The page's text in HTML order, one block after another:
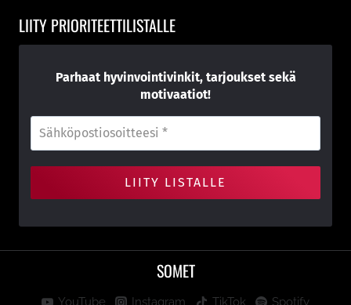
LIITY PRIORITEETTILISTALLE
Parhaat hyvinvointivinkit, tarjoukset sekä
motivaatiot!
SOMET
YouTube Instagram TikTok Spotify